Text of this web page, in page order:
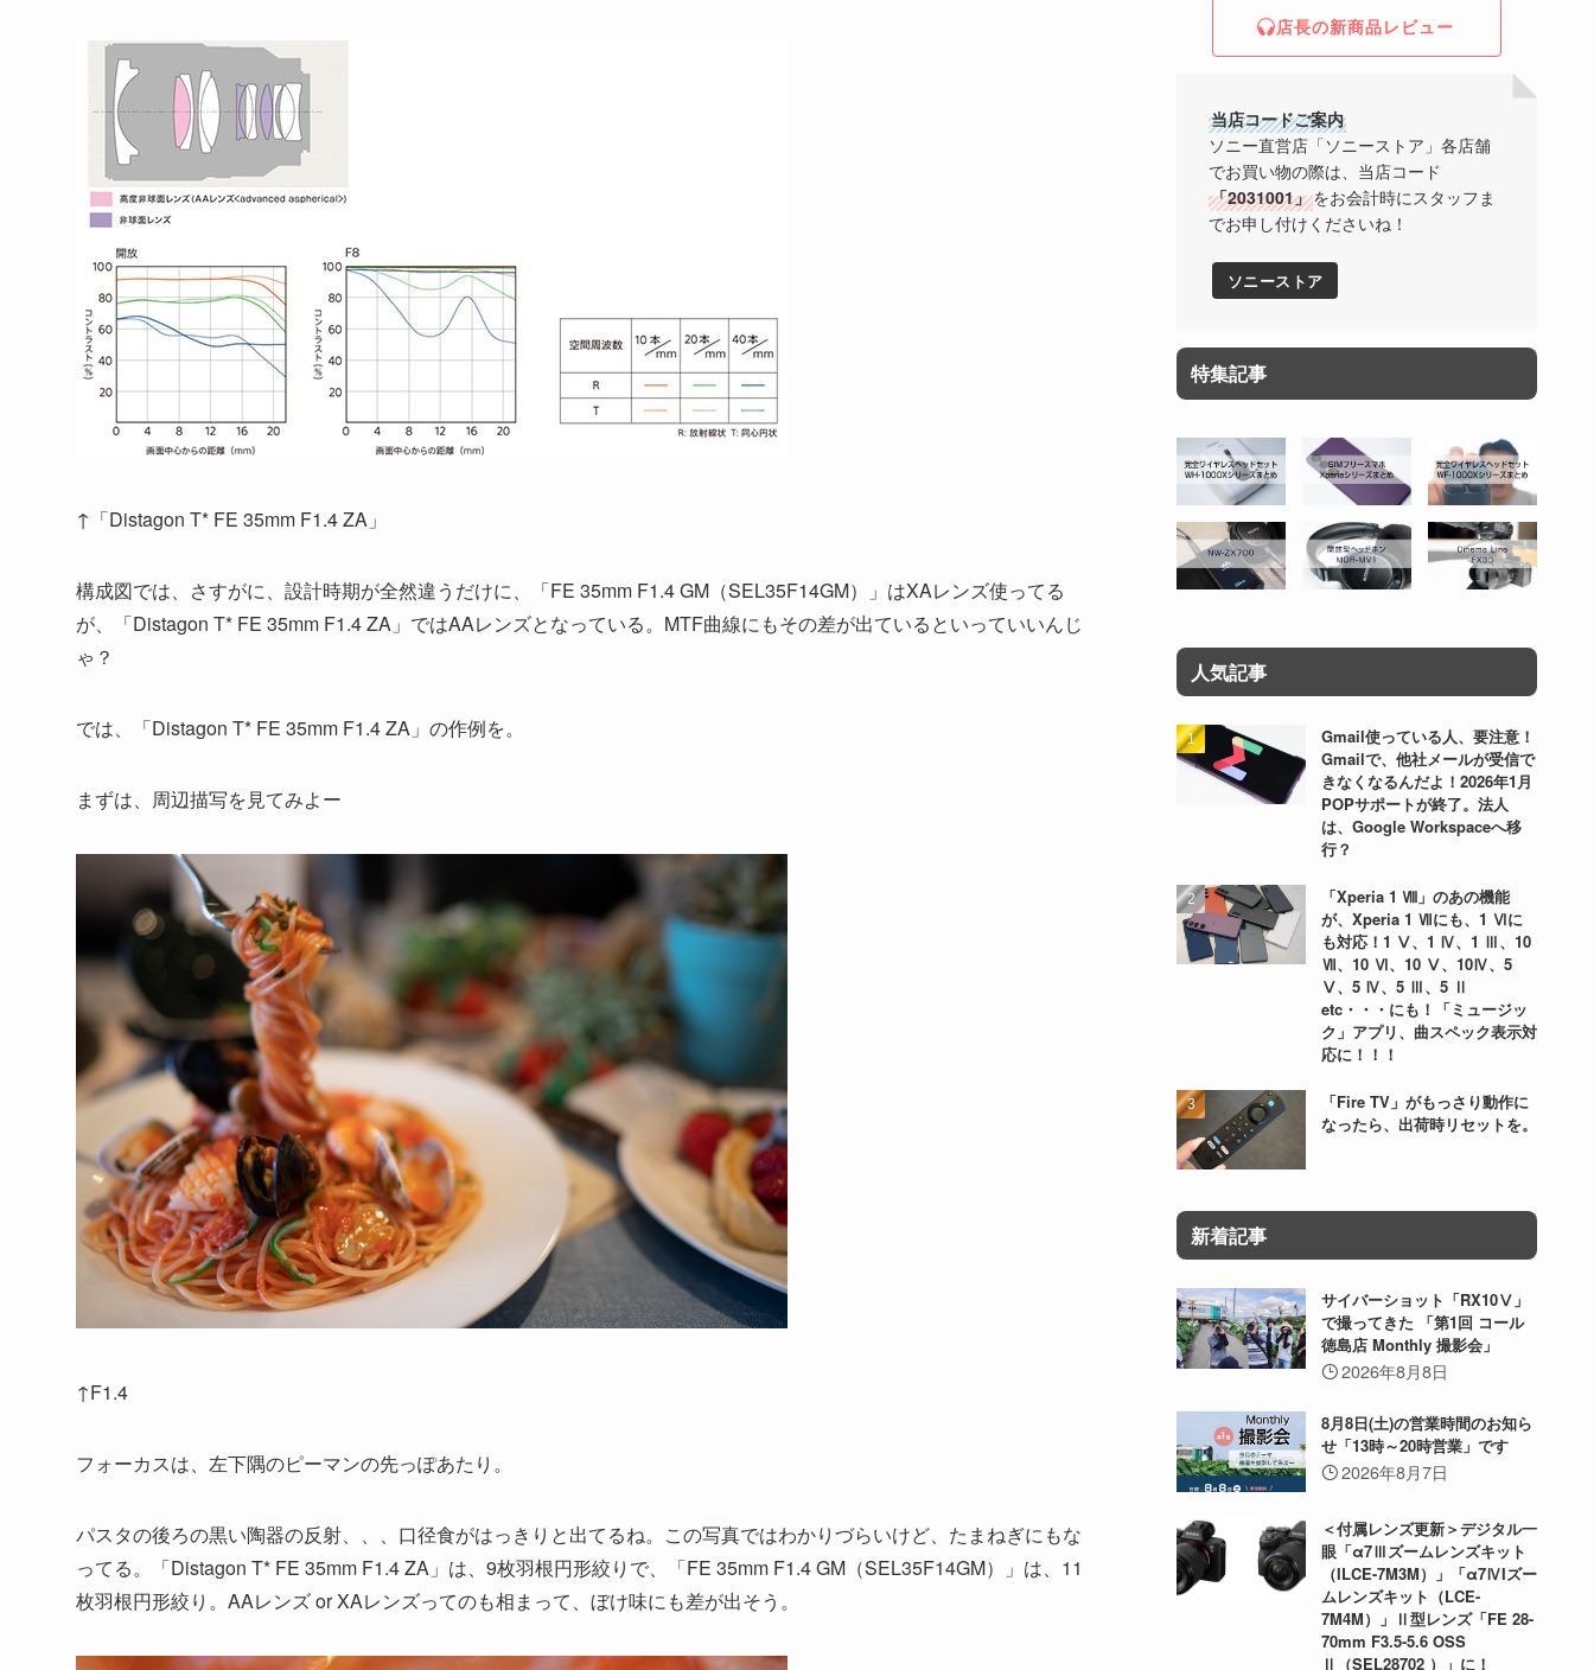
↑「Distagon T* FE 35mm F1.4 ZA」
構成図では、さすがに、設計時期が全然違うだけに、「FE 35mm F1.4 GM（SEL35F14GM）」はXAレンズ使ってる
が、「Distagon T* FE 35mm F1.4 ZA」ではAAレンズとなっている。MTF曲線にもその差が出ているといっていいんじ
ゃ？
では、「Distagon T* FE 35mm F1.4 ZA」の作例を。
まずは、周辺描写を見てみよー
↑F1.4
フォーカスは、左下隅のピーマンの先っぽあたり。
パスタの後ろの黒い陶器の反射、、、口径食がはっきりと出てるね。この写真ではわかりづらいけど、たまねぎにもな
ってる。「Distagon T* FE 35mm F1.4 ZA」は、9枚羽根円形絞りで、「FE 35mm F1.4 GM（SEL35F14GM）」は、11
枚羽根円形絞り。AAレンズ or XAレンズってのも相まって、ぼけ味にも差が出そう。
店長の新商品レビュー
当店コードご案内
ソニー直営店「ソニーストア」各店舗
でお買い物の際は、当店コード
「2031001」をお会計時にスタッフま
でお申し付けくださいね！
ソニーストア
特集記事
人気記事
Gmail使っている人、要注意！
Gmailで、他社メールが受信で
きなくなるんだよ！2026年1月
POPサポートが終了。法人
は、Google Workspaceへ移
行？
「Xperia 1 Ⅷ」のあの機能
が、Xperia 1 Ⅶにも、1 Ⅵに
も対応！1 Ⅴ、1 Ⅳ、1 Ⅲ、10
Ⅶ、10 Ⅵ、10 Ⅴ、10Ⅳ、5
Ⅴ、5 Ⅳ、5 Ⅲ、5 Ⅱ
etc・・・にも！「ミュージッ
ク」アプリ、曲スペック表示対
応に！！！
「Fire TV」がもっさり動作に
なったら、出荷時リセットを。
新着記事
サイバーショット「RX10Ⅴ」
で撮ってきた 「第1回 コール
徳島店 Monthly 撮影会」
2026年8月8日
8月8日(土)の営業時間のお知ら
せ「13時～20時営業」です
2026年8月7日
＜付属レンズ更新＞デジタル一
眼「α7Ⅲズームレンズキット
（ILCE-7M3M）」「α7ⅣIズー
ムレンズキット（LCE-
7M4M）」Ⅱ型レンズ「FE 28-
70mm F3.5-5.6 OSS
Ⅱ（SEL28702 ）」に！